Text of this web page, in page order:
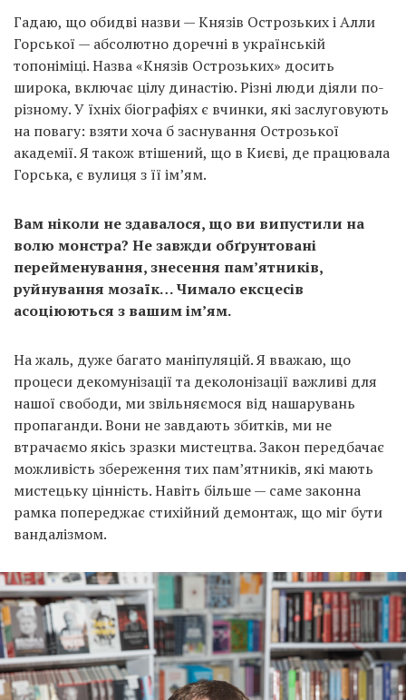
Гадаю, що обидві назви — Князів Острозьких і Алли
Горської — абсолютно доречні в українській
топоніміці. Назва «Князів Острозьких» досить
широка, включає цілу династію. Різні люди діяли по-
різному. У їхніх біографіях є вчинки, які заслуговують
на повагу: взяти хоча б заснування Острозької
академії. Я також втішений, що в Києві, де працювала
Горська, є вулиця з її ім’ям.
Вам ніколи не здавалося, що ви випустили на
волю монстра? Не завжди обґрунтовані
перейменування, знесення пам’ятників,
руйнування мозаїк… Чимало ексцесів
асоціюються з вашим ім’ям.
На жаль, дуже багато маніпуляцій. Я вважаю, що
процеси декомунізації та деколонізації важливі для
нашої свободи, ми звільняємося від нашарувань
пропаганди. Вони не завдають збитків, ми не
втрачаємо якісь зразки мистецтва. Закон передбачає
можливість збереження тих пам’ятників, які мають
мистецьку цінність. Навіть більше — саме законна
рамка попереджає стихійний демонтаж, що міг бути
вандалізмом.